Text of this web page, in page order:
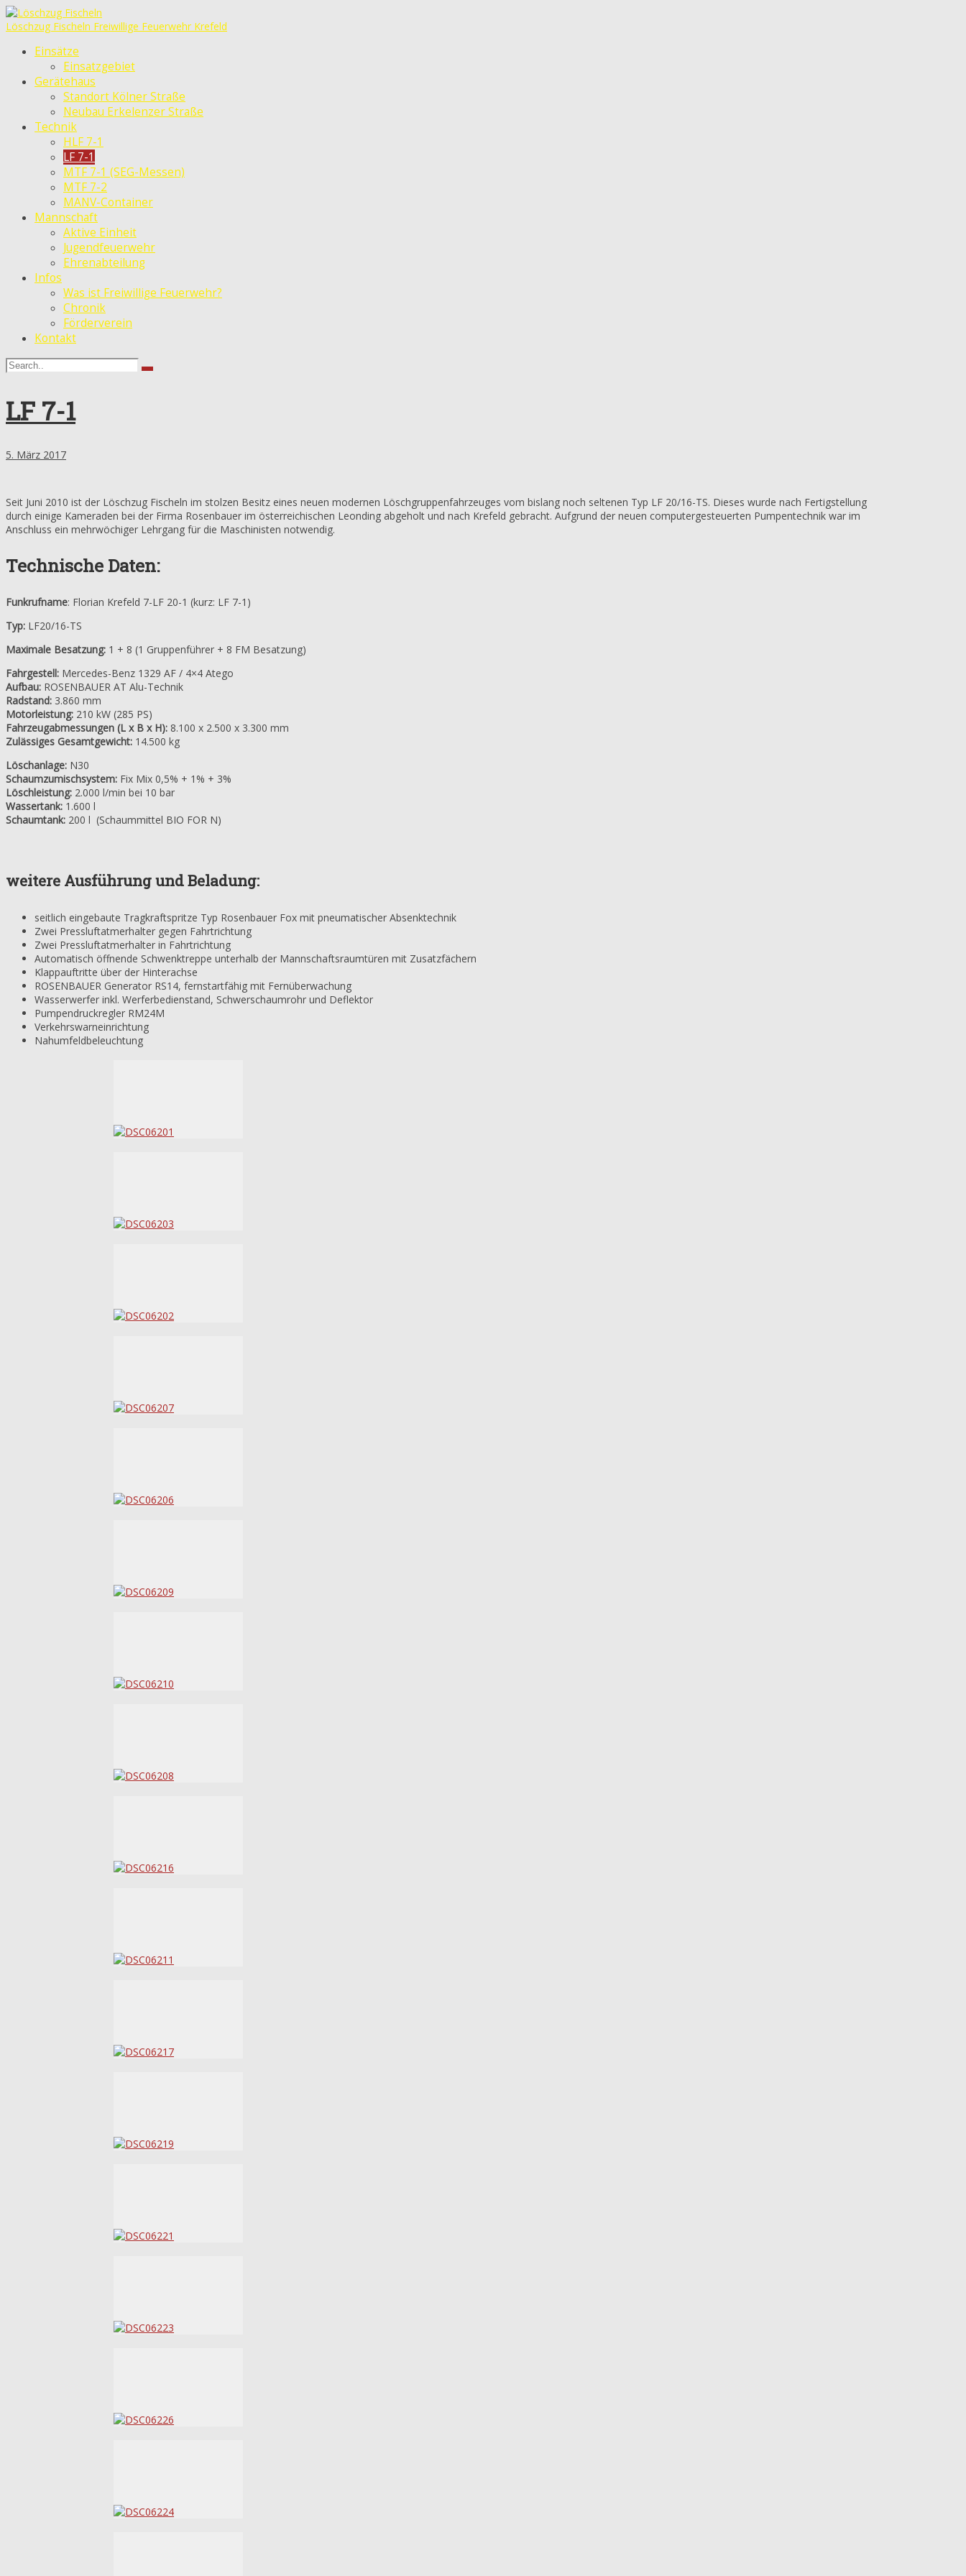
Löschzug Fischeln Freiwillige Feuerwehr Krefeld
Einsätze
Einsatzgebiet
Gerätehaus
Standort Kölner Straße
Neubau Erkelenzer Straße
Technik
HLF 7-1
LF 7-1
MTF 7-1 (SEG-Messen)
MTF 7-2
MANV-Container
Mannschaft
Aktive Einheit
Jugendfeuerwehr
Ehrenabteilung
Infos
Was ist Freiwillige Feuerwehr?
Chronik
Förderverein
Kontakt
LF 7-1
5. März 2017
Seit Juni 2010 ist der Löschzug Fischeln im stolzen Besitz eines neuen modernen Löschgruppenfahrzeuges vom bislang noch seltenen Typ LF 20/16-TS. Dieses wurde nach Fertigstellung
durch einige Kameraden bei der Firma Rosenbauer im österreichischen Leonding abgeholt und nach Krefeld gebracht. Aufgrund der neuen computergesteuerten Pumpentechnik war im
Anschluss ein mehrwöchiger Lehrgang für die Maschinisten notwendig.
Technische Daten:
Funkrufname: Florian Krefeld 7-LF 20-1 (kurz: LF 7-1)
Typ: LF20/16-TS
Maximale Besatzung: 1 + 8 (1 Gruppenführer + 8 FM Besatzung)
Fahrgestell: Mercedes-Benz 1329 AF / 4×4 Atego
Aufbau: ROSENBAUER AT Alu-Technik
Radstand: 3.860 mm
Motorleistung: 210 kW (285 PS)
Fahrzeugabmessungen (L x B x H): 8.100 x 2.500 x 3.300 mm
Zulässiges Gesamtgewicht: 14.500 kg
Löschanlage: N30
Schaumzumischsystem: Fix Mix 0,5% + 1% + 3%
Löschleistung: 2.000 l/min bei 10 bar
Wassertank: 1.600 l
Schaumtank: 200 l (Schaummittel BIO FOR N)
weitere Ausführung und Beladung:
seitlich eingebaute Tragkraftspritze Typ Rosenbauer Fox mit pneumatischer Absenktechnik
Zwei Pressluftatmerhalter gegen Fahrtrichtung
Zwei Pressluftatmerhalter in Fahrtrichtung
Automatisch öffnende Schwenktreppe unterhalb der Mannschaftsraumtüren mit Zusatzfächern
Klappauftritte über der Hinterachse
ROSENBAUER Generator RS14, fernstartfähig mit Fernüberwachung
Wasserwerfer inkl. Werferbedienstand, Schwerschaumrohr und Deflektor
Pumpendruckregler RM24M
Verkehrswarneinrichtung
Nahumfeldbeleuchtung